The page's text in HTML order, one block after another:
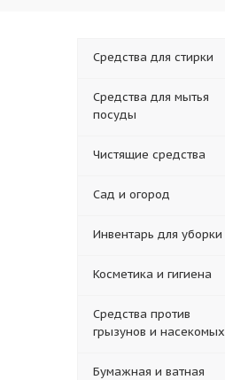
Средства для стирки
Средства для мытья
посуды
Чистящие средства
Сад и огород
Инвентарь для уборки
Косметика и гигиена
Средства против
грызунов и насекомых
Бумажная и ватная